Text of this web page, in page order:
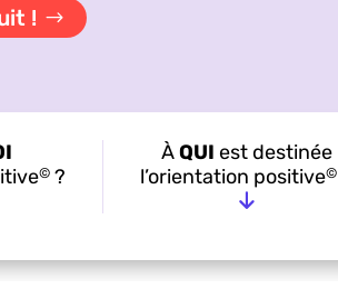
!
© ?
ÀQUI est destinée
l’orientation positive©